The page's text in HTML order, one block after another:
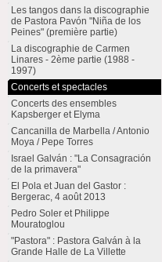
Les tangos dans la discographie
de Pastora Pavón "Niña de los
Peines" (première partie)
La discographie de Carmen
Linares - 2ème partie (1988 -
1997)
Concerts et spectacles
Concerts des ensembles
Kapsberger et Elyma
Cancanilla de Marbella / Antonio
Moya / Pepe Torres
Israel Galván : "La Consagración
de la primavera"
El Pola et Juan del Gastor :
Bergerac, 4 août 2013
Pedro Soler et Philippe
Mouratoglou
"Pastora" : Pastora Galván à la
Grande Halle de La Villette